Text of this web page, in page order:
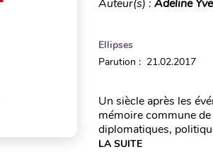
Auteur(s) : Adeline
Ellipses
Parution : 21.02.2017
Un siècle après les
mémoire commune
diplomatiques,
LA SUITE